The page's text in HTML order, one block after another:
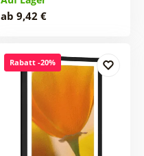
ab 9,42 €
Rabatt -20%